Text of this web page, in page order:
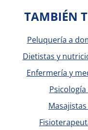
TAMBIÉN
Peluquería a
Dietistas y
Enfermería y